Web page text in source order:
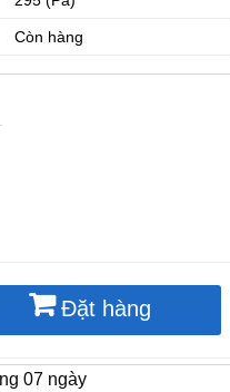
Còn hàng
₫.
Đặt hàng
07 ngày